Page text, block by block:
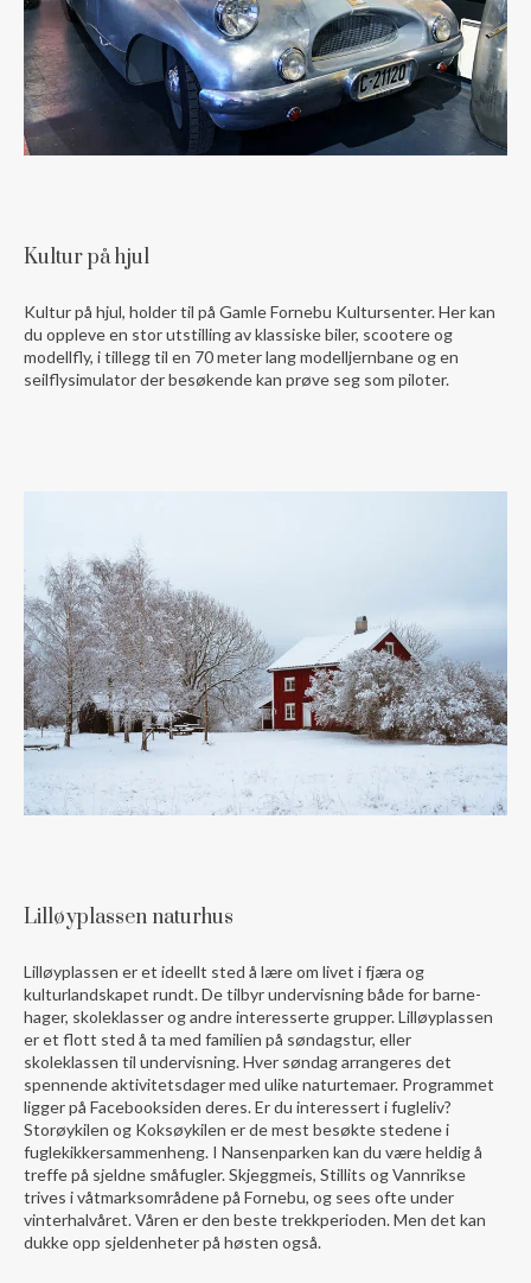
Kultur på hjul
Kultur på hjul, holder til på Gamle Fornebu Kultursenter. Her kan
du oppleve en stor utstilling av klassiske biler, scootere og
modellfly, i tillegg til en 70 meter lang modelljernbane og en
seilflysimulator der besøkende kan prøve seg som piloter.
Lilløyplassen naturhus
Lilløyplassen er et ideellt sted å lære om livet i fjæra og
kulturlandskapet rundt. De tilbyr undervisning både for barne-
hager, skoleklasser og andre interesserte grupper. Lilløyplassen
er et flott sted å ta med familien på søndagstur, eller
skoleklassen til undervisning. Hver søndag arrangeres det
spennende aktivitetsdager med ulike naturtemaer. Programmet
ligger på Facebooksiden deres. Er du interessert i fugleliv?
Storøykilen og Koksøykilen er de mest besøkte stedene i
fuglekikkersammenheng. I Nansenparken kan du være heldig å
treffe på sjeldne småfugler. Skjeggmeis, Stillits og Vannrikse
trives i våtmarksområdene på Fornebu, og sees ofte under
vinterhalvåret. Våren er den beste trekkperioden. Men det kan
dukke opp sjeldenheter på høsten også.